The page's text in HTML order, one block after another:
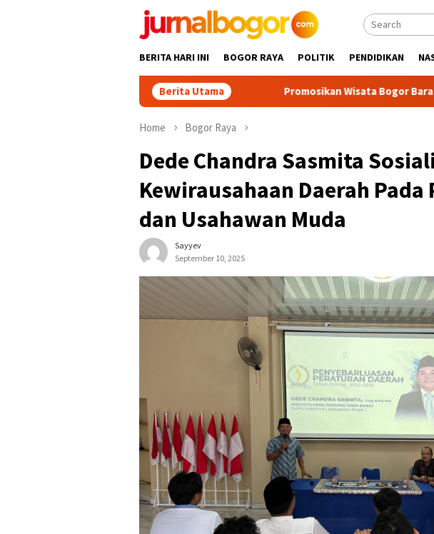
BERITA HARI INI BOGOR RAYA POLITIK PENDIDIKAN
Berita Utama
Promosikan Wisata Bogor Barat, Bupati Bogor:
Home Bogor Raya
Dede Chandra Sasmita
Kewirausahaan Daerah Pada
dan Usahawan Muda
Sayyev
September 10, 2025